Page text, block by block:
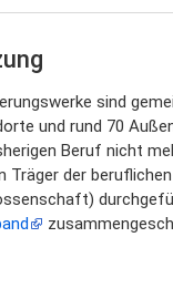
sind
und rund 70
Beruf nicht
Träger der